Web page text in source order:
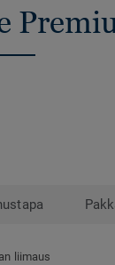
liimaus